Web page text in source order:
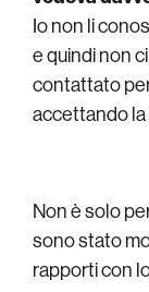
Io non li
e quindi non
contattato
accettando
Non è solo
sono stato
rapporti con